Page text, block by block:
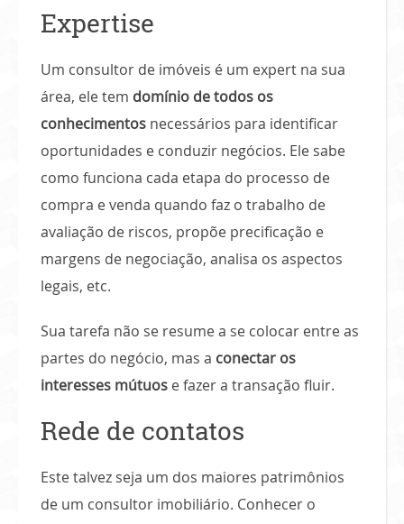
Expertise
Um consultor de imóveis é um expert na sua
área, ele tem domínio de todos os
conhecimentos necessários para identificar
oportunidades e conduzir negócios. Ele sabe
como funciona cada etapa do processo de
compra e venda quando faz o trabalho de
avaliação de riscos, propõe precificação e
margens de negociação, analisa os aspectos
legais, etc.
Sua tarefa não se resume a se colocar entre as
partes do negócio, mas a conectar os
interesses mútuos e fazer a transação fluir.
Rede de contatos
Este talvez seja um dos maiores patrimônios
de um consultor imobiliário. Conhecer o